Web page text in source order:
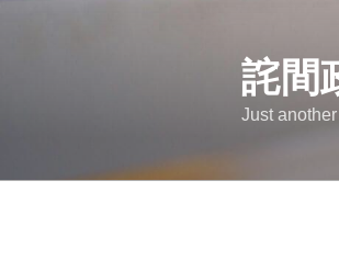
詫間
Just